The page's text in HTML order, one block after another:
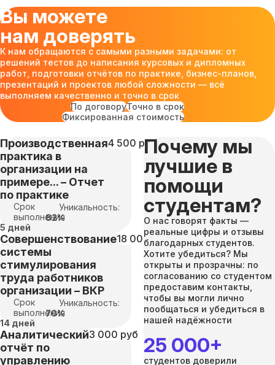
Вы можете
нам доверять
К нам обращаются с самыми разными задачами: от
решений тестов до написания курсовых и дипломных
работ, подготовки отчётов по практике, бизнес-планов,
презентаций и проектов любой сложности — всё
выполняем качественно и точно в срок
По договоруТочно в срок
Фиксированная стоимость
Производственная
практика в
организации на
примере... – Отчет
по практике
4 500 руб
Срок
выполнения
5 дней
Уникальность:
82%
Совершенствование
системы
стимулирования
труда работников
организации – ВКР
18 000 руб
Срок
выполнения
14 дней
Уникальность:
70%
Аналитический
отчёт по
управлению
3 000 руб
Почему мы
лучшие в
помощи
студентам?
О нас говорят факты —
реальные цифры и отзывы
благодарных студентов.
Хотите убедиться? Мы
открыты и прозрачны: по
согласованию со студентом
предоставим контакты,
чтобы вы могли лично
пообщаться и убедиться в
нашей надёжности
25 000+
студентов доверили